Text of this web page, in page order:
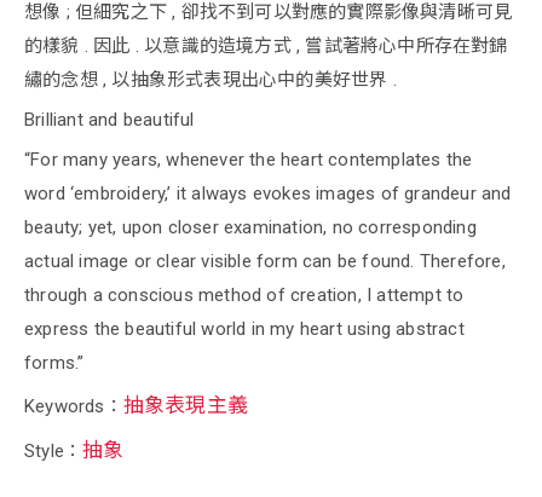
想像 ; 但細究之下 , 卻找不到可以對應的實際影像與清晰可見
的樣貌 . 因此 . 以意識的造境方式 , 嘗試著將心中所存在對錦
繡的念想 , 以抽象形式表現出心中的美好世界 .
Brilliant and beautiful
“For many years, whenever the heart contemplates the
word ‘embroidery,’ it always evokes images of grandeur and
beauty; yet, upon closer examination, no corresponding
actual image or clear visible form can be found. Therefore,
through a conscious method of creation, I attempt to
express the beautiful world in my heart using abstract
forms.”
Keywords： 抽象表現主義
Style：抽象